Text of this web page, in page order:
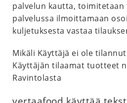
palvelun kautta, toimitetaan
palvelussa ilmoittamaan
kuljetuksesta vastaa
Mikäli Käyttäjä ei ole
Käyttäjän tilaamat tuotteet
Ravintolasta